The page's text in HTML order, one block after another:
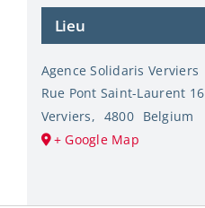
Lieu
Agence Solidaris Verviers
Rue Pont Saint-Laurent 16
Verviers, 4800 Belgium
+ Google Map